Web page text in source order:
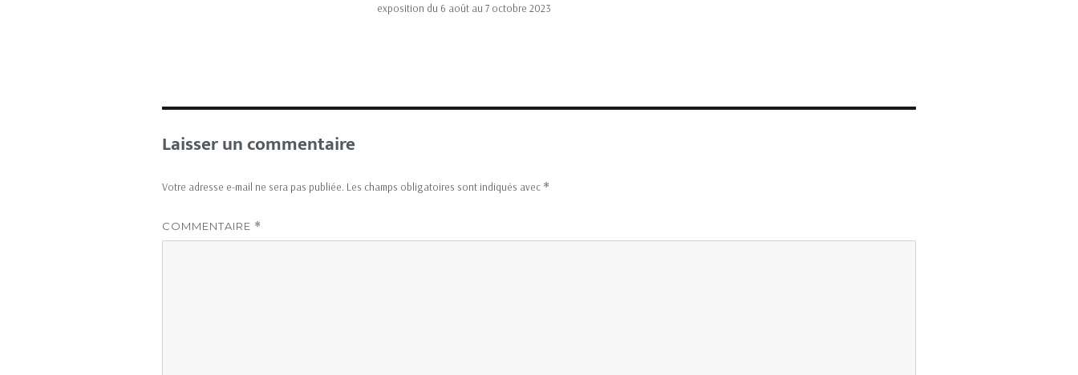
exposition du 6 août au 7 octobre 2023
Laisser un commentaire
Votre adresse e-mail ne sera pas publiée. Les champs obligatoires sont indiqués avec *
COMMENTAIRE *